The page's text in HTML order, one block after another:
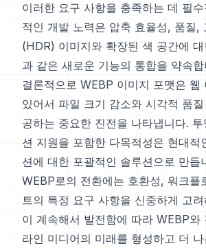
이러한 요구 사항을 충족하는 데 필
적인 개발 노력은 압축 효율성, 품질,
(HDR) 이미지와 확장된 색 공간에
과 같은 새로운 기능의 통합을 약속합
결론적으로 WEBP 이미지 포맷은 웹
있어서 파일 크기 감소와 시각적 품
공하는 중요한 진전을 나타냅니다.
션 지원을 포함한 다목적성은 현대적
션에 대한 포괄적인 솔루션으로 만듭
WEBP로의 전환에는 호환성, 워크플
트의 특정 요구 사항을 신중하게 고
이 계속해서 발전함에 따라 WEBP와
라인 미디어의 미래를 형성하고 더